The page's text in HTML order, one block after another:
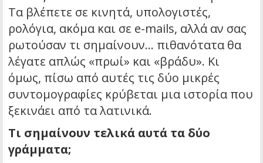
Τα βλέπετε σε κινητά, υπολογιστές,
ρολόγια, ακόμα και σε e-mails, αλλά αν σας
ρωτούσαν τι σημαίνουν… πιθανότατα θα
λέγατε απλώς «πρωί» και «βράδυ». Κι
όμως, πίσω από αυτές τις δύο μικρές
συντομογραφίες κρύβεται μια ιστορία που
ξεκινάει από τα λατινικά.
Τι σημαίνουν τελικά αυτά τα δύο
γράμματα;